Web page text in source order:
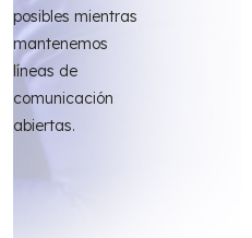
posibles mientras
mantenemos
líneas de
comunicación
abiertas.